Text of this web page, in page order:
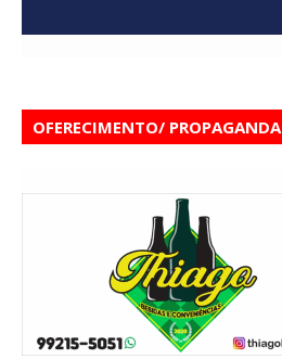
OFERECIMENTO/ PROPAGANDA